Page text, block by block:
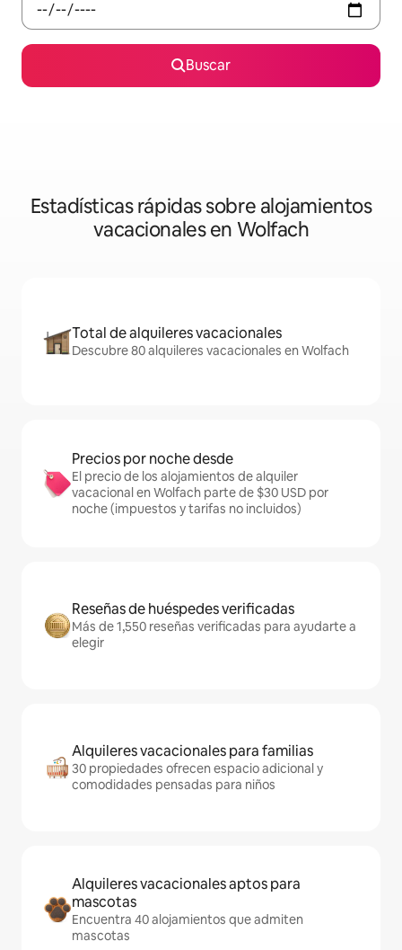
Buscar
Estadísticas rápidas sobre alojamientos
vacacionales en Wolfach
Total de alquileres vacacionales
Descubre 80 alquileres vacacionales en Wolfach
Precios por noche desde
El precio de los alojamientos de alquiler
vacacional en Wolfach parte de $30 USD por
noche (impuestos y tarifas no incluidos)
Reseñas de huéspedes verificadas
Más de 1,550 reseñas verificadas para ayudarte a
elegir
Alquileres vacacionales para familias
30 propiedades ofrecen espacio adicional y
comodidades pensadas para niños
Alquileres vacacionales aptos para
mascotas
Encuentra 40 alojamientos que admiten
mascotas